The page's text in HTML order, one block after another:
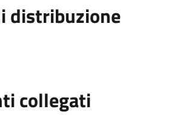
distribuzione
collegati